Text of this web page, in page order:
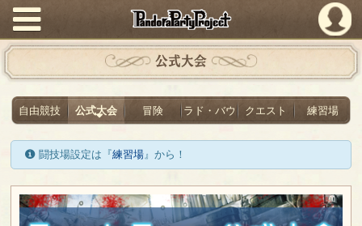
PandoraPartyProject
公式大会
自由競技 公式大会 冒険 ラド・バウ クエスト 練習場
闘技場設定は『練習場』から！